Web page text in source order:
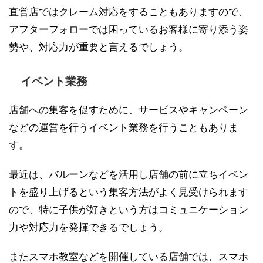
直営店ではクレーム対応をすることもありますので、
アフターフォローでは困っているお客様に寄り添う姿
勢や、対応力が重要と言えるでしょう。
イベント業務
店舗への集客を促すために、サービスやキャンペーン
などの運営を行うイベント業務を行うこともありま
す。
最近は、バルーンなどを活用し店舗の前に立ちイベン
トを盛り上げるという集客方法がよく見受けられます
ので、特に子供が好きという方はコミュニケーション
力や対応力を発揮できるでしょう。
またスマホ教室などを開催している店舗では、スマホ